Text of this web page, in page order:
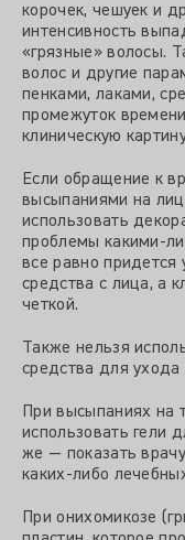
корочек, чешуек и
интенсивность
«грязные» волосы.
волос и другие
пенками, лаками,
промежуток
клиническую
Если обращение к
высыпаниями на
использовать
проблемы какими-
все равно придется
средства с лица, а
четкой.
Также нельзя
средства для
При высыпаниях на
использовать гели
же — показать
каких-либо
При онихомикозе